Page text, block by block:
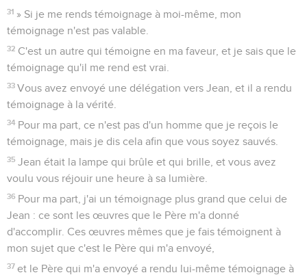
31 » Si je me rends témoignage à moi-même, mon
témoignage n'est pas valable.
32 C'est un autre qui témoigne en ma faveur, et je sais que le
témoignage qu'il me rend est vrai.
33 Vous avez envoyé une délégation vers Jean, et il a rendu
témoignage à la vérité.
34 Pour ma part, ce n'est pas d'un homme que je reçois le
témoignage, mais je dis cela afin que vous soyez sauvés.
35 Jean était la lampe qui brûle et qui brille, et vous avez
voulu vous réjouir une heure à sa lumière.
36 Pour ma part, j'ai un témoignage plus grand que celui de
Jean : ce sont les œuvres que le Père m'a donné
d'accomplir. Ces œuvres mêmes que je fais témoignent à
mon sujet que c'est le Père qui m'a envoyé,
37 et le Père qui m'a envoyé a rendu lui-même témoignage à